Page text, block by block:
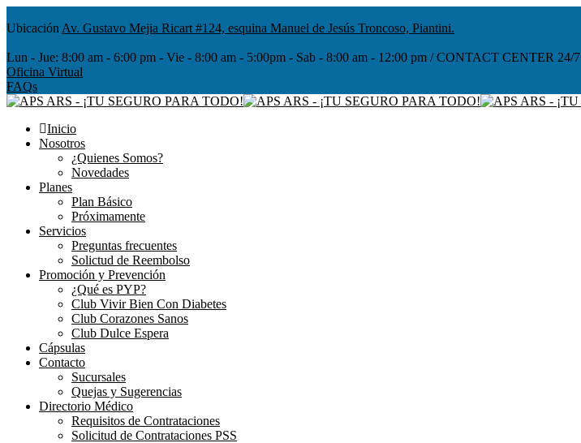
Ubicación Av. Gustavo Mejia Ricart #124, esquina Manuel de Jesús Troncoso, Piantini.
Lun - Jue: 8:00 am - 6:00 pm - Vie - 8:00 am - 5:00pm - Sab - 8:00 am - 12:00 pm / CONTACT CENTER 24/7
Oficina Virtual
FAQs
Inicio
Nosotros
¿Quienes Somos?
Novedades
Planes
Plan Básico
Próximamente
Servicios
Preguntas frecuentes
Solictud de Reembolso
Promoción y Prevención
¿Qué es PYP?
Club Vivir Bien Con Diabetes
Club Corazones Sanos
Club Dulce Espera
Cápsulas
Contacto
Sucursales
Quejas y Sugerencias
Directorio Médico
Requisitos de Contrataciones
Solicitud de Contrataciones PSS